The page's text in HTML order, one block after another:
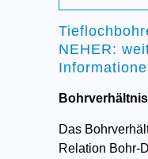
NEHER:
Das
Relation Bohr-